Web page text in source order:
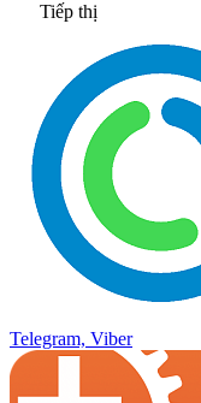
Tiếp thị
Telegram, Viber